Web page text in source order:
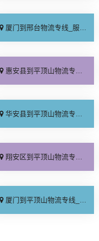
厦门到邢台物流专线_服务周到「运价实惠」
惠安县到平顶山物流专线_多少一吨「价位合理」
华安县到平顶山物流专线_零担配货「急你所需」
翔安区到平顶山物流专线_省事省心「价格实惠」
厦门到平顶山物流专线_全境到达「资质齐全」